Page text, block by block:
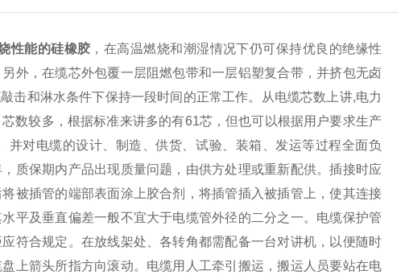
性能的硅橡胶 ，在高温燃烧和潮湿情况下仍可保持优良的绝缘性
外，在缆芯外包覆一层阻燃包带和一层铝塑复合带，并挤包无卤
击和淋水条件下保持一段时间的正常工作。从电缆芯数上讲,电力
数较多，根据标准来讲多的有61芯，但也可以根据用户要求生产
对电缆的设计、制造、供货、试验、装箱、发运等过程全面负
质保期内产品出现质量问题，由供方处理或重新配供。插接时应
被插管的端部表面涂上胶合剂，将插管插入被插管上，使其连接
平及垂直偏差一般不宜大于电缆管外径的二分之一。电缆保护管
符合规定。在放线架处、各转角都需配备一台对讲机，以便随时
上箭头所指方向滚动。电缆用人工牵引搬运，搬运人员要站在电